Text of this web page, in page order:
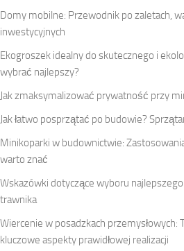
Domy mobilne: Przewodnik po zaletach,
inwestycyjnych
Ekogroszek idealny do skutecznego i
wybrać najlepszy?
Jak zmaksymalizować prywatność przy
Jak łatwo posprzątać po budowie?
Minikoparki w budownictwie:
warto znać
Wskazówki dotyczące wyboru
trawnika
Wiercenie w posadzkach przemysłowych:
kluczowe aspekty prawidłowej realizacji